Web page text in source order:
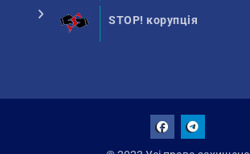
STOP! корупція